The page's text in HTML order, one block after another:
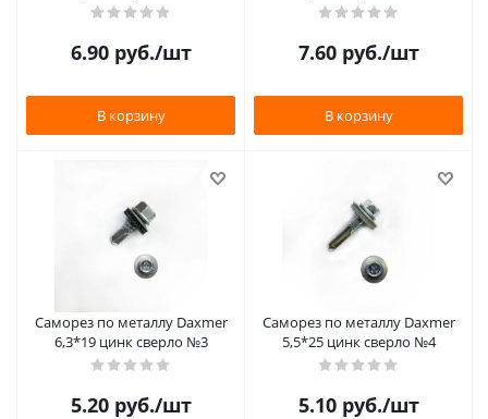
6.90руб./шт
В корзину
7.60руб./шт
В корзину
Саморез по металлу Daxmer
6,3*19 цинк сверло №3
5.20руб./шт
Саморез по металлу Daxmer
5,5*25 цинк сверло №4
5.10руб./шт